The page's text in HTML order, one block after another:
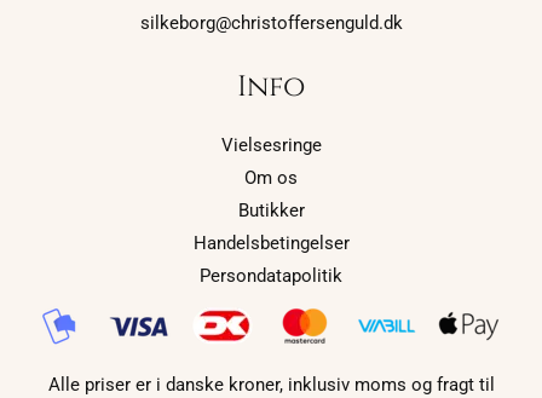
silkeborg@christoffersenguld.dk
Info
Vielsesringe
Om os
Butikker
Handelsbetingelser
Persondatapolitik
Alle priser er i danske kroner, inklusiv moms og fragt til